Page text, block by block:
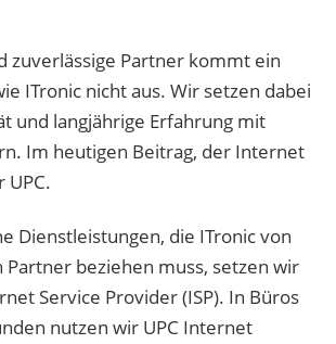
zuverlässige Partner kommt ein
ITronic nicht aus. Wir setzen dabei
und langjährige Erfahrung mit
Im heutigen Beitrag, der Internet
UPC.
Dienstleistungen, die ITronic von
beziehen muss, setzen wir
Service Provider (ISP). In Büros
nutzen wir UPC Internet